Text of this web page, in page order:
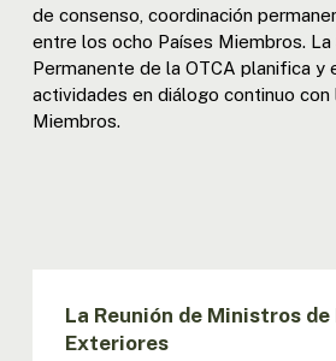
de consenso, coordinación
entre los ocho Países Miembros. La
Permanente de la OTCA planifica y
actividades en diálogo continuo con
Miembros.
La Reunión de Ministros
Exteriores